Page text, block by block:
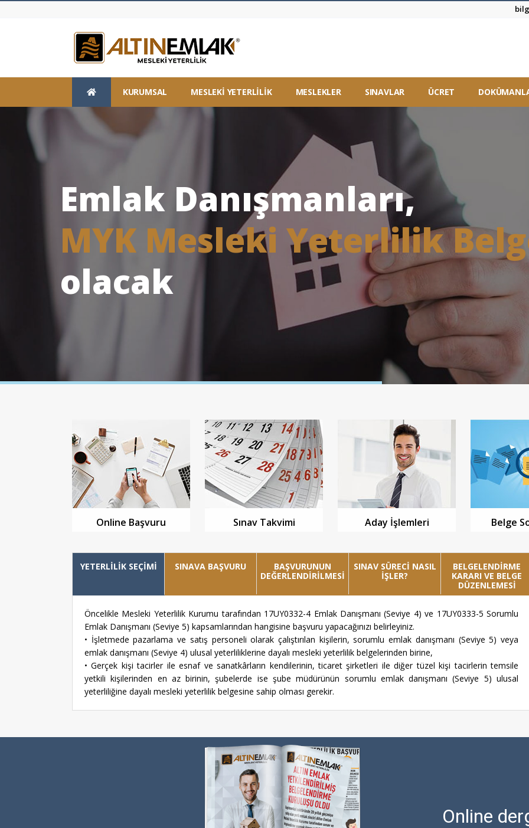
KURUMSAL MESLEKİ YETERLİLİK MESLEKLER SINAVLAR ÜCRET
Emlak Danışmanları,
MYK Mesleki Yeterlilik
olacak
Online Başvuru Sınav Takvimi Aday İşlemleri Belge
YETERLİLİK SEÇİMİ SINAVA BAŞVURU
BAŞVURUNUN
DEĞERLENDİRİLMESİ
SINAV SÜRECİ NASIL
İŞLER?
BELGELENDİRME
KARARI VE BELGE
DÜZENLEMESİ
Öncelikle Mesleki Yeterlilik Kurumu tarafından 17UY0332-4 Emlak Danışmanı (Seviye 4) ve 17UY0333-5 Sorumlu
Emlak Danışmanı (Seviye 5) kapsamlarından hangisine başvuru yapacağınızı belirleyiniz.
• İşletmede pazarlama ve satış personeli olarak çalıştırılan kişilerin, sorumlu emlak danışmanı (Seviye 5) veya
emlak danışmanı (Seviye 4) ulusal yeterliliklerine dayalı mesleki yeterlilik belgelerinden birine,
• Gerçek kişi tacirler ile esnaf ve sanatkârların kendilerinin, ticaret şirketleri ile diğer tüzel kişi tacirlerin temsile
yetkili kişilerinden en az birinin, şubelerde ise şube müdürünün sorumlu emlak danışmanı (Seviye 5) ulusal
yeterliliğine dayalı mesleki yeterlilik belgesine sahip olması gerekir.
Online